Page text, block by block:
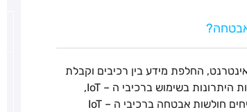
החלפת מידע בין רכיבים וקבלת
עדכונים בכל זמן ובכל מקום. למרות היתרונות בשימוש ברכיבי ה – IoT,
קיימים מחקרים רבים שונים המוכיחים חולשות אבטחה ברכיבי ה – IoT